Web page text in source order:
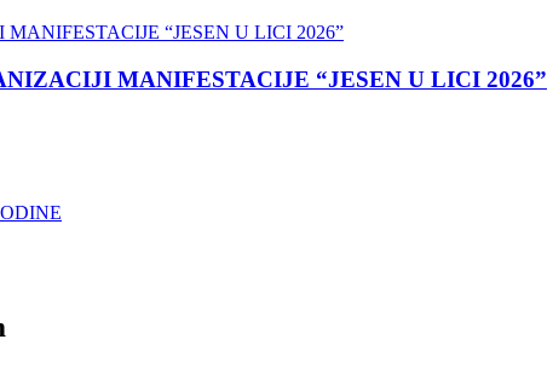
MANIFESTACIJE “JESEN U LICI 2026”